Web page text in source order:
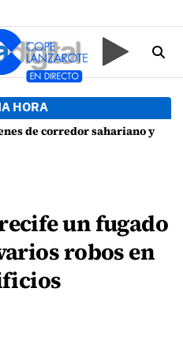
HORA
y episodios de cortejo de hubara cerca del rally de Lanzarote
un fugado
robos en